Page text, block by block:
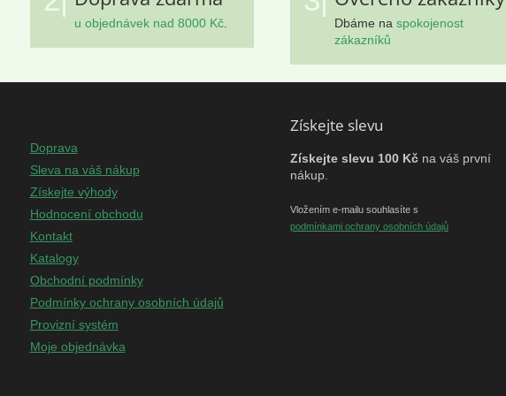
u objednávek nad 8000 Kč. Dbáme na spokojenost
zákazníků
Doprava
Sleva na váš nákup
Získejte výhody
Hodnocení obchodu
Kontakt
Katalogy
Obchodní podmínky
Podmínky ochrany osobních údajů
Provizní systém
Moje objednávka
Získejte slevu
Získejte slevu 100 Kč na váš první
nákup.
Vložením e-mailu souhlasíte s
podmínkami ochrany osobních údajů